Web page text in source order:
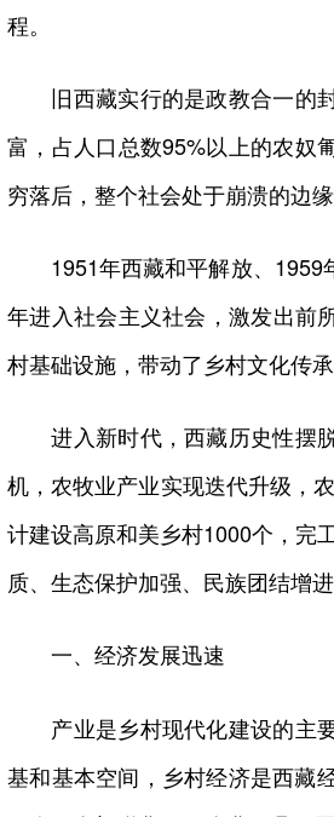
程。
旧西藏实行的是政教合一的封
富，占人口总数95%以上的农奴
穷落后，整个社会处于崩溃的边缘
1951年西藏和平解放、1959
年进入社会主义社会，激发出前
村基础设施，带动了乡村文化传
进入新时代，西藏历史性摆脱
机，农牧业产业实现迭代升级，
计建设高原和美乡村1000个，完
质、生态保护加强、民族团结增进
一、经济发展迅速
产业是乡村现代化建设的主要
基和基本空间，乡村经济是西藏